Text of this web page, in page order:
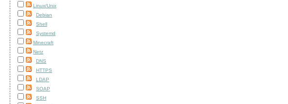
Linux/Unix
Debian
Shell
Systemd
Minecraft
Netz
DNS
HTTPS
LDAP
SOAP
SSH